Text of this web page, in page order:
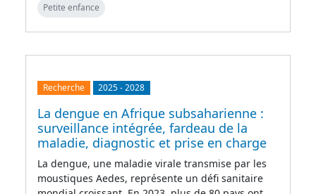
Petite enfance
Recherche 2025-2028
La dengue en Afrique subsaharienne :
surveillance intégrée, fardeau de la
maladie, diagnostic et prise en charge
La dengue, une maladie virale transmise par les
moustiques Aedes, représente un défi sanitaire